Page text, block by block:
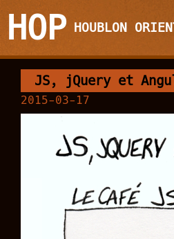
HOP HOUBLON
JS, jQuery et
2015-03-17